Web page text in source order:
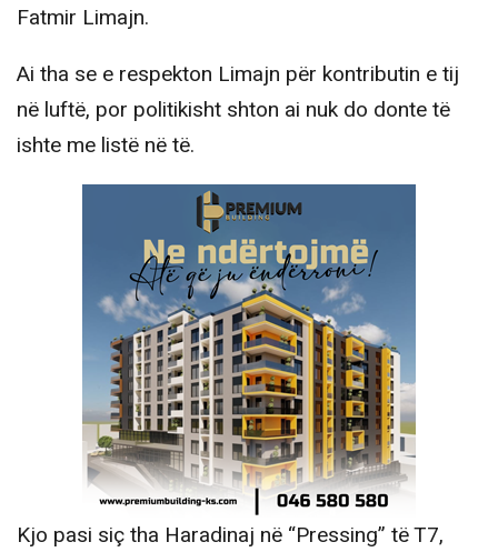
Fatmir Limajn.
Ai tha se e respekton Limajn për kontributin e tij
në luftë, por politikisht shton ai nuk do donte të
ishte me listë në të.
Kjo pasi siç tha Haradinaj në “Pressing” të T7,